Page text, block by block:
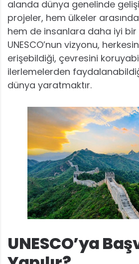
alanda dünya genelinde
projeler, hem ülkeler
hem de insanlara daha iyi bir
UNESCO’nun vizyonu,
erişebildiği, çevresini
ilerlemelerden
dünya yaratmaktır.
UNESCO’ya